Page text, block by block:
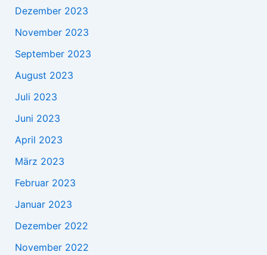
Dezember 2023
November 2023
September 2023
August 2023
Juli 2023
Juni 2023
April 2023
März 2023
Februar 2023
Januar 2023
Dezember 2022
November 2022